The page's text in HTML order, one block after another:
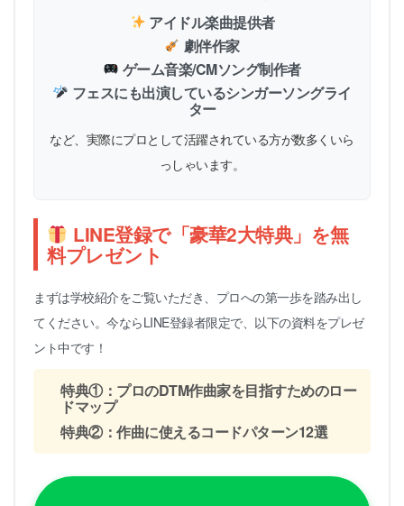
アイドル楽曲提供者
劇伴作家
ゲーム音楽/CMソング制作者
フェスにも出演しているシンガーソングライ
ター
など、実際にプロとして活躍されている方が数多くいら
っしゃいます。
LINE登録で「豪華2大特典」を無
料プレゼント
まずは学校紹介をご覧いただき、プロへの第一歩を踏み出し
てください。今ならLINE登録者限定で、以下の資料をプレゼ
ント中です！
特典①：プロのDTM作曲家を目指すためのロー
ドマップ
特典②：作曲に使えるコードパターン12選